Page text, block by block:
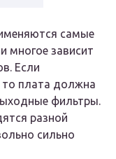
самые
многое зависит
Если
то плата должна
фильтры.
разной
сильно